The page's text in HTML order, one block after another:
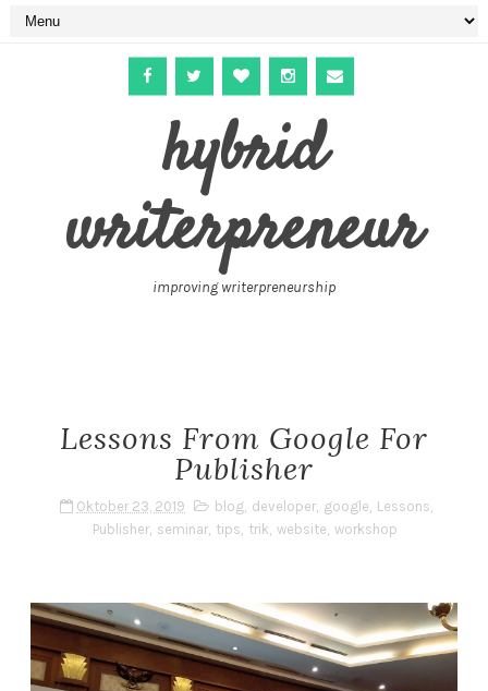
hybrid
writerpreneur
improving writerpreneurship
Lessons From Google For
Publisher
Oktober 23, 2019 blog, developer, google, Lessons,
Publisher, seminar, tips, trik, website, workshop